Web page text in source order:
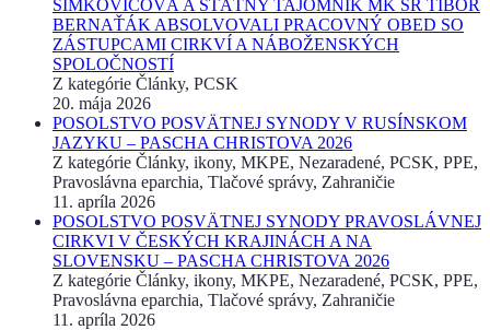
ŠIMKOVIČOVÁ A ŠTÁTNY TAJOMNÍK MK SR TIBOR
BERNAŤÁK ABSOLVOVALI PRACOVNÝ OBED SO
ZÁSTUPCAMI CIRKVÍ A NÁBOŽENSKÝCH
SPOLOČNOSTÍ
Z kategórie Články, PCSK
20. mája 2026
POSOLSTVO POSVÄTNEJ SYNODY V RUSÍNSKOM
JAZYKU – PASCHA CHRISTOVA 2026
Z kategórie Články, ikony, MKPE, Nezaradené, PCSK, PPE,
Pravoslávna eparchia, Tlačové správy, Zahraničie
11. apríla 2026
POSOLSTVO POSVÄTNEJ SYNODY PRAVOSLÁVNEJ
CIRKVI V ČESKÝCH KRAJINÁCH A NA
SLOVENSKU – PASCHA CHRISTOVA 2026
Z kategórie Články, ikony, MKPE, Nezaradené, PCSK, PPE,
Pravoslávna eparchia, Tlačové správy, Zahraničie
11. apríla 2026